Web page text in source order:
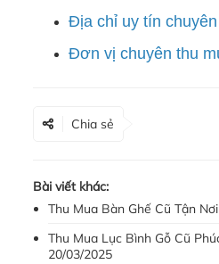
Địa chỉ uy tín
Đơn vị chuyên thu
Chia sẻ
Bài viết khác:
Thu Mua Bàn Ghế Cũ Tận
Thu Mua Lục Bình Gỗ Cũ
20/03/2025